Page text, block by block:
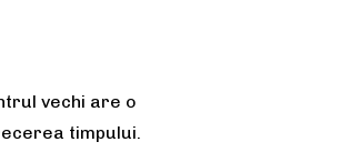
vechi are o
timpului.